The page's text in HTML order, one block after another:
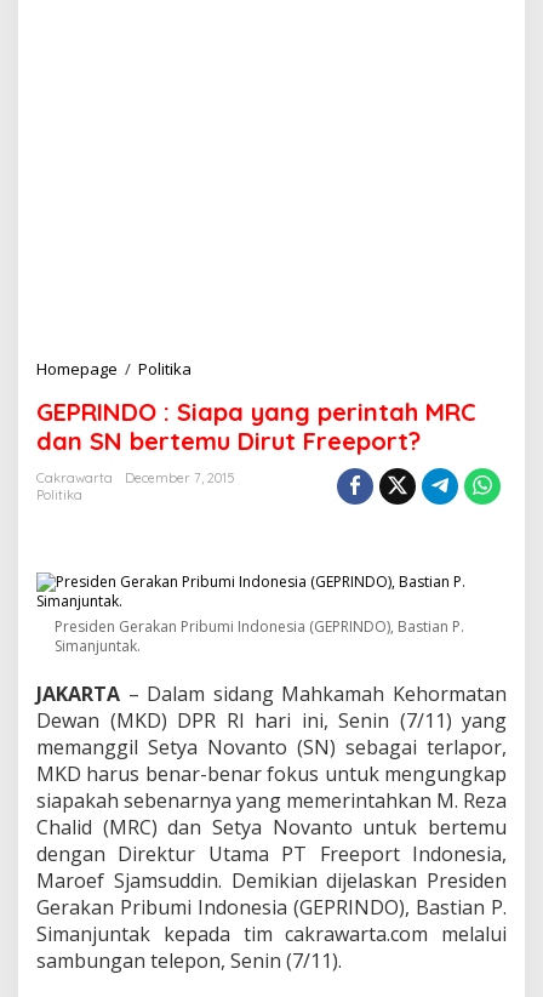
Homepage / Politika
P
R
I
N
i
p
a
n
g
p
e
r
i
n
a
h
M
R
GEPRINDO : Siapa yang perintah MRC
dan SN bertemu Dirut Freeport?
Cakrawarta
December 7, 2015
Politika
Presiden Gerakan Pribumi Indonesia (GEPRINDO), Bastian P.
Simanjuntak.
JAKARTA – Dalam sidang Mahkamah Kehormatan
Dewan (MKD) DPR RI hari ini, Senin (7/11) yang
memanggil Setya Novanto (SN) sebagai terlapor,
MKD harus benar-benar fokus untuk mengungkap
siapakah sebenarnya yang memerintahkan M. Reza
Chalid (MRC) dan Setya Novanto untuk bertemu
dengan Direktur Utama PT Freeport Indonesia,
Maroef Sjamsuddin. Demikian dijelaskan Presiden
Gerakan Pribumi Indonesia (GEPRINDO), Bastian P.
Simanjuntak kepada tim cakrawarta.com melalui
sambungan telepon, Senin (7/11).